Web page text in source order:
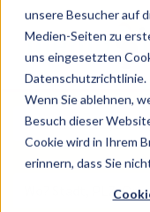
unsere Besucher auf
Medien-Seiten zu
uns eingesetzten
Datenschutzrichtlinie.
Wenn Sie ablehnen,
Besuch dieser
Cookie wird in Ihrem
erinnern, dass Sie